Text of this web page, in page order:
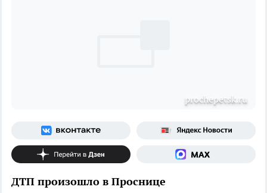
рrochepetsk.ru
ДТП произошло в Проснице